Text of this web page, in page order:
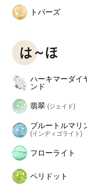
トパーズ
は～ほ
ハーキマーダイ
ンド
翡翠 (ジェイド)
ブルートルマリ
(インディゴライト)
フローライト
ペリドット